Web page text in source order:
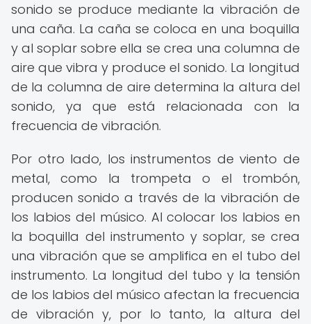
sonido se produce mediante la vibración de
una caña. La caña se coloca en una boquilla
y al soplar sobre ella se crea una columna de
aire que vibra y produce el sonido. La longitud
de la columna de aire determina la altura del
sonido, ya que está relacionada con la
frecuencia de vibración.
Por otro lado, los instrumentos de viento de
metal, como la trompeta o el trombón,
producen sonido a través de la vibración de
los labios del músico. Al colocar los labios en
la boquilla del instrumento y soplar, se crea
una vibración que se amplifica en el tubo del
instrumento. La longitud del tubo y la tensión
de los labios del músico afectan la frecuencia
de vibración y, por lo tanto, la altura del